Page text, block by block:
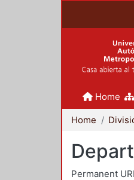
Home
Home
Permanent